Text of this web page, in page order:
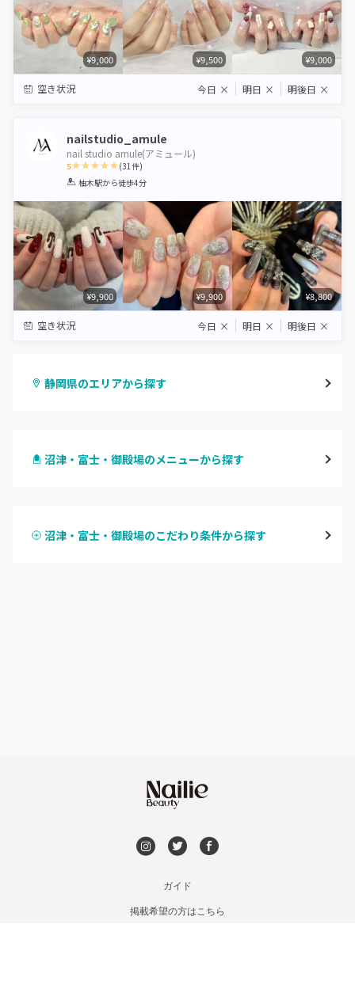
¥9,000 ¥9,500 ¥9,000
空き状況 今日 × 明日 × 明後日 ×
nailstudio_amule
nail studio amule(アミュール)
5
1 2 3 4 5
(31件)
柚木駅から徒歩4分
¥9,900 ¥9,900 ¥8,800
空き状況 今日 × 明日 × 明後日 ×
静岡県のエリアから探す
浜松
沼津・富士・御殿場のメニューから探す
ハンドスカルプ
沼津・富士・御殿場のこだわり条件から探す
ガイド
掲載希望の方はこちら